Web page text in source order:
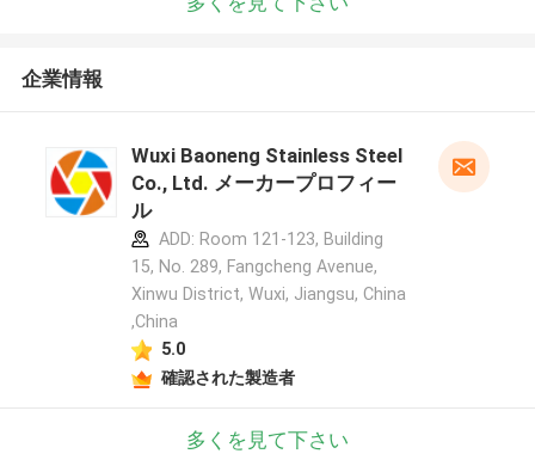
企業情報
Wuxi Baoneng Stainless Steel
Co., Ltd. メーカープロフィー
ル
ADD: Room 121-123, Building
15, No. 289, Fangcheng Avenue,
Xinwu District, Wuxi, Jiangsu, China
,China
5.0
確認された製造者
多くを見て下さい